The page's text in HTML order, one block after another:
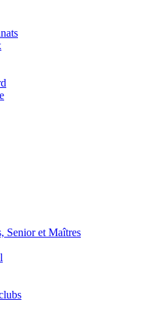
Senior et Maîtres